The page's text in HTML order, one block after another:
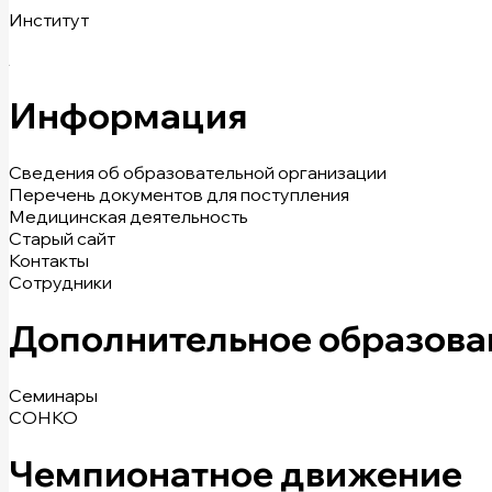
Институт
Информация
Сведения об образовательной организации
Перечень документов для поступления
Медицинская деятельность
Старый сайт
Контакты
Сотрудники
Дополнительное
Семинары
СОНКО
Чемпионатное движение